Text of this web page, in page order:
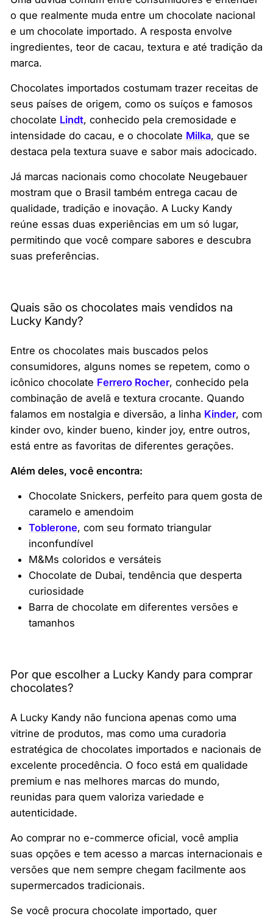
o que realmente muda entre um chocolate nacional
e um chocolate importado. A resposta envolve
ingredientes, teor de cacau, textura e até tradição da
marca.
Chocolates importados costumam trazer receitas de
seus países de origem, como os suíços e famosos
chocolate Lindt, conhecido pela cremosidade e
intensidade do cacau, e o chocolate Milka, que se
destaca pela textura suave e sabor mais adocicado.
Já marcas nacionais como chocolate Neugebauer
mostram que o Brasil também entrega cacau de
qualidade, tradição e inovação. A Lucky Kandy
reúne essas duas experiências em um só lugar,
permitindo que você compare sabores e descubra
suas preferências.
Quais são os chocolates mais vendidos na
Lucky Kandy?
Entre os chocolates mais buscados pelos
consumidores, alguns nomes se repetem, como o
icônico chocolate Ferrero Rocher, conhecido pela
combinação de avelã e textura crocante. Quando
falamos em nostalgia e diversão, a linha Kinder, com
kinder ovo, kinder bueno, kinder joy, entre outros,
está entre as favoritas de diferentes gerações.
Além deles, você encontra:
Chocolate Snickers, perfeito para quem gosta de
caramelo e amendoim
Toblerone, com seu formato triangular
inconfundível
M&Ms coloridos e versáteis
Chocolate de Dubai, tendência que desperta
curiosidade
Barra de chocolate em diferentes versões e
tamanhos
Por que escolher a Lucky Kandy para comprar
chocolates?
A Lucky Kandy não funciona apenas como uma
vitrine de produtos, mas como uma curadoria
estratégica de chocolates importados e nacionais de
excelente procedência. O foco está em qualidade
premium e nas melhores marcas do mundo,
reunidas para quem valoriza variedade e
autenticidade.
Ao comprar no e-commerce oficial, você amplia
suas opções e tem acesso a marcas internacionais e
versões que nem sempre chegam facilmente aos
supermercados tradicionais.
Se você procura chocolate importado, quer